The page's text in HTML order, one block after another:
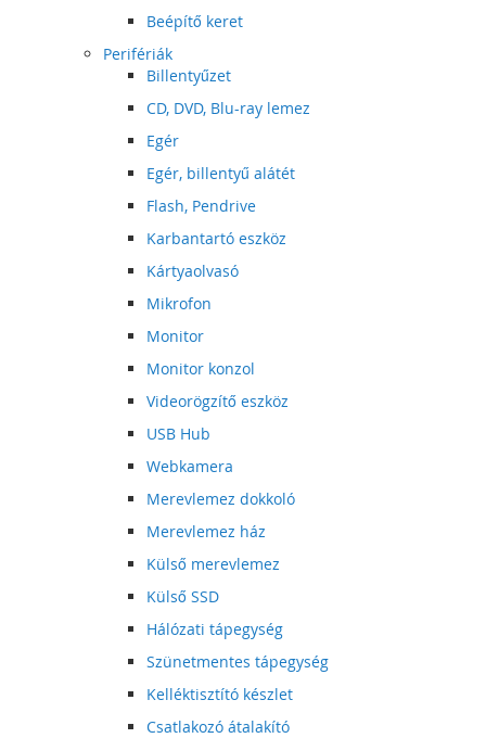
Beépítő keret
Perifériák
Billentyűzet
CD, DVD, Blu-ray lemez
Egér
Egér, billentyű alátét
Flash, Pendrive
Karbantartó eszköz
Kártyaolvasó
Mikrofon
Monitor
Monitor konzol
Videorögzítő eszköz
USB Hub
Webkamera
Merevlemez dokkoló
Merevlemez ház
Külső merevlemez
Külső SSD
Hálózati tápegység
Szünetmentes tápegység
Kelléktisztító készlet
Csatlakozó átalakító